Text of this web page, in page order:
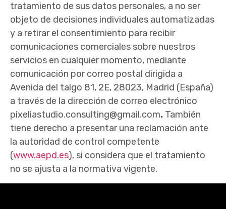
tratamiento de sus datos personales, a no ser
objeto de decisiones individuales automatizadas
y a retirar el consentimiento para recibir
comunicaciones comerciales sobre nuestros
servicios en cualquier momento, mediante
comunicación por correo postal dirigida a
Avenida del talgo 81, 2E, 28023, Madrid (España)
a través de la dirección de correo electrónico
pixeliastudio.consulting@gmail.com. También
tiene derecho a presentar una reclamación ante
la autoridad de control competente
(www.aepd.es), si considera que el tratamiento
no se ajusta a la normativa vigente.